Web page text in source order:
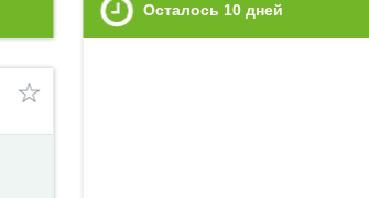
Осталось 10 дней